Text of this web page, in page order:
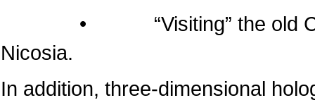
• “Visiting” the old
Nicosia.
In addition, three-dimensional